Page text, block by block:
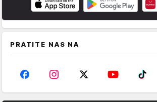
PRATITE NAS NA